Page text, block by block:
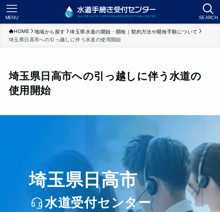
SEARCH
MENU
HOME 地域から探す
埼玉県水道の開始・開栓｜契約方法や開栓手順について
埼玉県日高市への引っ越しに伴う水道の使用開始
埼玉県日高市への引っ越しに伴う水道の
使用開始
埼玉県日高市
水道受付センター